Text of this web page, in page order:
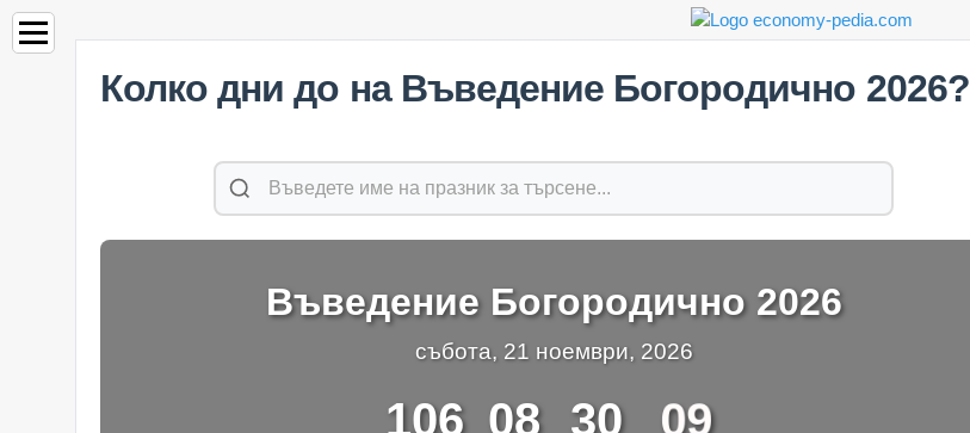
Колко дни до на Въведение Богородично 2026?
Въведение Богородично 2026
събота, 21 ноември, 2026
106 08 30 08